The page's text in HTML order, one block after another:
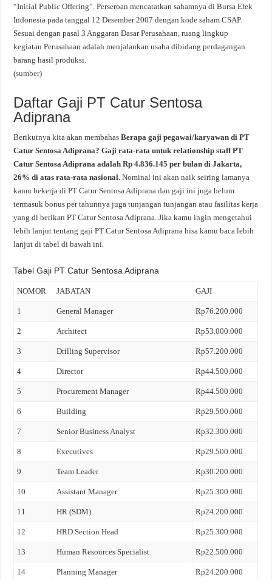
“Initial Public Offering”. Perseroan mencatatkan sahamnya di Bursa Efek
Indonesia pada tanggal 12 Desember 2007 dengan kode saham CSAP.
Sesuai dengan pasal 3 Anggaran Dasar Perusahaan, ruang lingkup
kegiatan Perusahaan adalah menjalankan usaha dibidang perdagangan
barang hasil produksi.
(sumber)
Daftar Gaji PT Catur Sentosa
Adiprana
Berikutnya kita akan membahasBerapa gaji pegawai/karyawan di PT
Catur Sentosa Adiprana? Gaji rata-rata untuk relationship staff PT
Catur Sentosa Adiprana adalah Rp 4.836.145 per bulan di Jakarta,
26% di atas rata-rata nasional.Nominal ini akan naik seiring lamanya
kamu bekerja di PT Catur Sentosa Adiprana dan gaji ini juga belum
termasuk bonus per tahunnya juga tunjangan tunjangan atau fasilitas kerja
yang di berikan PT Catur Sentosa Adiprana. Jika kamu ingin mengetahui
lebih lanjut tentang gaji PT Catur Sentosa Adiprana bisa kamu baca lebih
lanjut di tabel di bawah ini.
Tabel Gaji PT Catur Sentosa Adiprana
NOMOR JABATAN GAJI
1 General Manager Rp76.200.000
2 Architect Rp53.000.000
3 Drilling Supervisor Rp57.200.000
4 Director Rp44.500.000
5 Procurement Manager Rp44.500.000
6 Building Rp29.500.000
7 Senior Business Analyst Rp32.300.000
8 Executives Rp29.500.000
9 Team Leader Rp30.200.000
10 Assistant Manager Rp25.300.000
11 HR (SDM) Rp24.200.000
12 HRD Section Head Rp25.300.000
13 Human Resources Specialist Rp22.500.000
14 Planning Manager Rp24.200.000